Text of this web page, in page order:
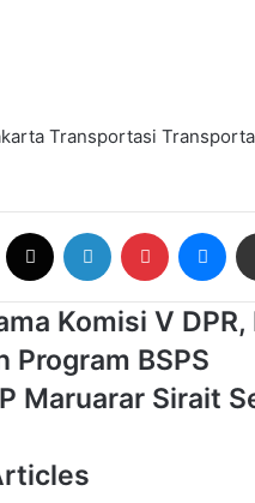
Transportasi
Facebook LinkedIn Pinterest
Komisi V
Program BSPS
Maruarar Sirait